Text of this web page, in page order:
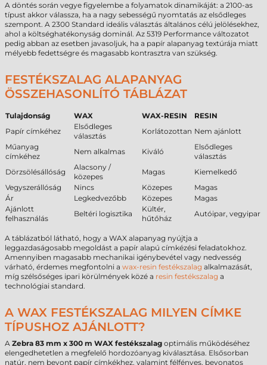
A döntés során vegye figyelembe a folyamatok dinamikáját: a 2100-as
típust akkor válassza, ha a nagy sebességű nyomtatás az elsődleges
szempont. A 2300 Standard ideális választás általános célú jelölésekhez,
ahol a költséghatékonyság dominál. Az 5319 Performance változatot
pedig abban az esetben javasoljuk, ha a papír alapanyag textúrája miatt
mélyebb fedettségre és magasabb kontrasztra van szükség.
FESTÉKSZALAG ALAPANYAG
ÖSSZEHASONLÍTÓ TÁBLÁZAT
Tulajdonság WAX WAX-RESIN
RESIN
Papír címkéhez
Elsődleges
választás
Korlátozottan Nem ajánlott
Műanyag
címkéhez
Nem alkalmas Kiváló
Elsődleges
választás
Dörzsölésállóság
Alacsony /
közepes
Magas
Kiemelkedő
Vegyszerállóság
Nincs Közepes
Magas
Ár
Legkedvezőbb Közepes
Magas
Ajánlott
felhasználás
Beltéri logisztika
Kültér,
hűtőház
Autóipar, vegyipar
A táblázatból látható, hogy a WAX alapanyag nyújtja a
leggazdaságosabb megoldást a papír alapú címkézési feladatokhoz.
Amennyiben magasabb mechanikai igénybevétel vagy nedvesség
várható, érdemes megfontolni a wax-resin festékszalag alkalmazását,
míg szélsőséges ipari körülmények közé a resin festékszalag a
technológiai standard.
A WAX FESTÉKSZALAG MILYEN CÍMKE
TÍPUSHOZ AJÁNLOTT?
A Zebra 83 mm x 300 m WAX festékszalag optimális működéséhez
elengedhetetlen a megfelelő hordozóanyag kiválasztása. Elsősorban
natúr, nem bevont papír címkékhez, valamint félfényes, bevonatos